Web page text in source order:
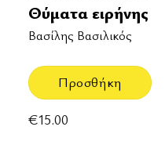
Θύματα ειρήνης
Βασίλης Βασιλικός
Προσθήκη
€15.00